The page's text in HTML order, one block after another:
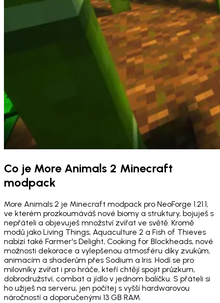
Co je More Animals 2 Minecraft
modpack
More Animals 2 je Minecraft modpack pro NeoForge 1.21.1,
ve kterém prozkoumáváš nové biomy a struktury, bojuješ s
nepřáteli a objevuješ množství zvířat ve světě. Kromě
modů jako Living Things, Aquaculture 2 a Fish of Thieves
nabízí také Farmer's Delight, Cooking for Blockheads, nové
možnosti dekorace a vylepšenou atmosféru díky zvukům,
animacím a shaderům přes Sodium a Iris. Hodí se pro
milovníky zvířat i pro hráče, kteří chtějí spojit průzkum,
dobrodružství, combat a jídlo v jednom balíčku. S přáteli si
ho užiješ na serveru, jen počítej s vyšší hardwarovou
náročností a doporučenými 13 GB RAM.